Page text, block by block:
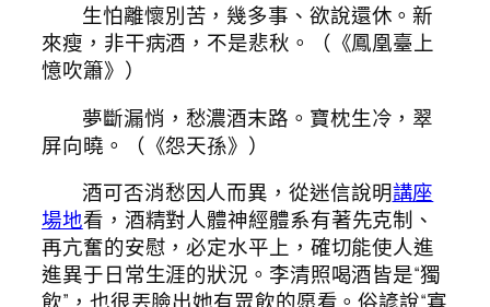
生怕離懷別苦，幾多事、欲說還休。新
來瘦，非干病酒，不是悲秋。（《鳳凰臺上
憶吹簫》）
夢斷漏悄，愁濃酒末路。寶枕生冷，翠
屏向曉。（《怨天孫》）
酒可否消愁因人而異，從迷信說明講座
場地看，酒精對人體神經體系有著先克制、
再亢奮的安慰，必定水平上，確切能使人進
進異于日常生涯的狀況。李清照喝酒皆是“獨